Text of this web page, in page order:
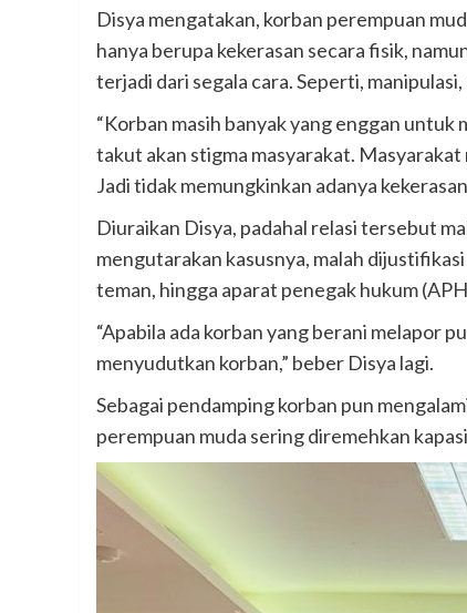
Disya mengatakan, korban perempuan
hanya berupa kekerasan secara fisik,
terjadi dari segala cara. Seperti,
“Korban masih banyak yang enggan
takut akan stigma masyarakat.
Jadi tidak memungkinkan adanya
Diuraikan Disya, padahal relasi tersebut
mengutarakan kasusnya, malah
teman, hingga aparat penegak hukum
“Apabila ada korban yang berani melapor
menyudutkan korban,” beber Disya lagi.
Sebagai pendamping korban pun
perempuan muda sering diremehkan